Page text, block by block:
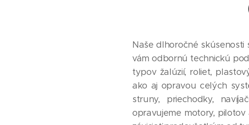
Naše dlhoročné
vám odbornú technickú
typov žalúzií, roliet,
ako aj opravou celých
struny, priechodky,
opravujeme motory,